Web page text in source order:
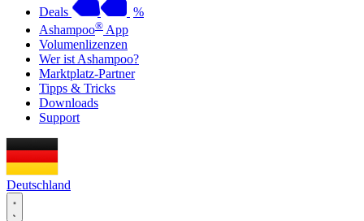
Deals
%
Ashampoo® App
Volumenlizenzen
Wer ist Ashampoo?
Marktplatz-Partner
Tipps & Tricks
Downloads
Support
Deutschland